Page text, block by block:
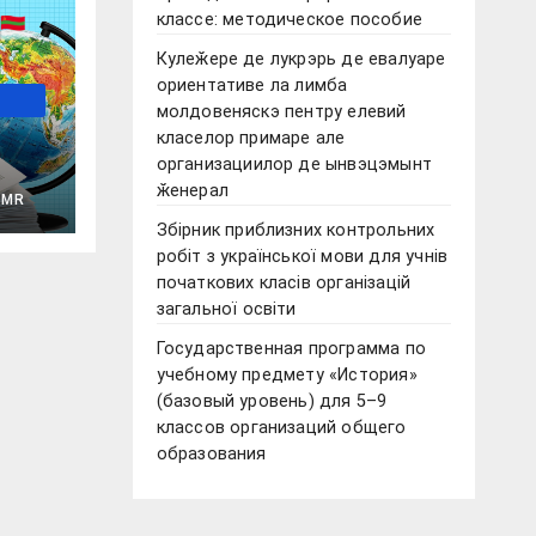
классе: методическое пособие
Кулеӂере де лукрэрь де евалуаре
ориентативе ла лимба
молдовеняскэ пентру елевий
класелор примаре але
организациилор де ынвэцэмынт
ӂенерал
Збірник приблизних контрольних
робіт з української мови для учнів
початкових класів організацій
загальної освіти
Государственная программа по
учебному предмету «История»
(базовый уровень) для 5–9
классов организаций общего
образования